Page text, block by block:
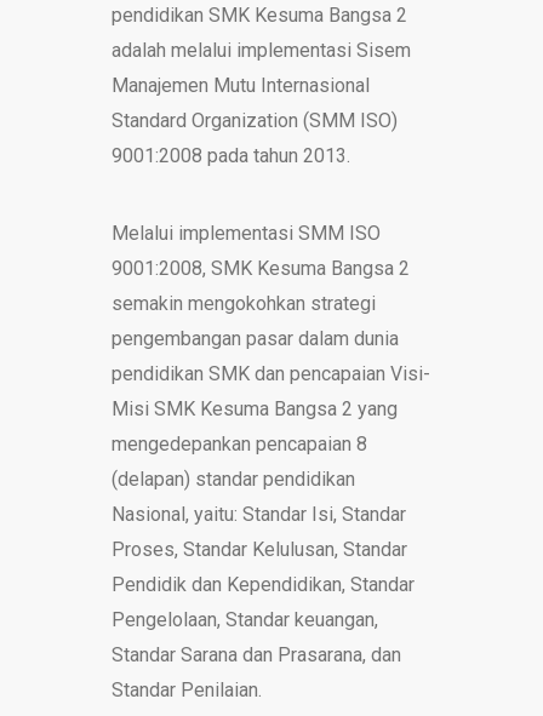
pendidikan SMK Kesuma Bangsa 2
adalah melalui implementasi Sisem
Manajemen Mutu Internasional
Standard Organization (SMM ISO)
9001:2008 pada tahun 2013.
Melalui implementasi SMM ISO
9001:2008, SMK Kesuma Bangsa 2
semakin mengokohkan strategi
pengembangan pasar dalam dunia
pendidikan SMK dan pencapaian Visi-
Misi SMK Kesuma Bangsa 2 yang
mengedepankan pencapaian 8
(delapan) standar pendidikan
Nasional, yaitu: Standar Isi, Standar
Proses, Standar Kelulusan, Standar
Pendidik dan Kependidikan, Standar
Pengelolaan, Standar keuangan,
Standar Sarana dan Prasarana, dan
Standar Penilaian.